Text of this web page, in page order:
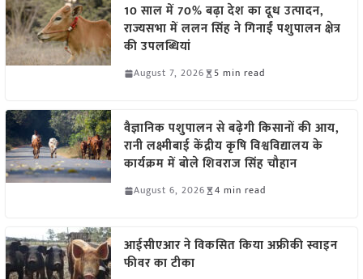
10 साल में 70% बढ़ा देश का दूध उत्पादन,
राज्यसभा में ललन सिंह ने गिनाईं पशुपालन क्षेत्र
की उपलब्धियां
August 7, 2026 5 min read
वैज्ञानिक पशुपालन से बढ़ेगी किसानों की आय,
रानी लक्ष्मीबाई केंद्रीय कृषि विश्वविद्यालय के
कार्यक्रम में बोले शिवराज सिंह चौहान
August 6, 2026 4 min read
आईसीएआर ने विकसित किया अफ्रीकी स्वाइन
फीवर का टीका